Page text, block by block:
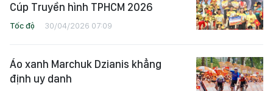
Cúp Truyền hình TPHCM 2026
Tốc độ 30/04/2026 07:09
Áo xanh Marchuk Dzianis khẳng
định uy danh